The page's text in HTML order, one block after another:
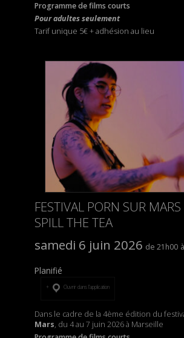
Programme de films courts
Pour adultes seulement
Tarif unique 5€+adhésion au lieu
FESTIVAL PORN SUR
SPILL THE TEA
samedi 6 juin 2026
21h00
Planifié
Ouvrir dans l’application
Dans le cadre de la 4ème édition du
Mars, du 4 au 7 juin 2026 à Marseille